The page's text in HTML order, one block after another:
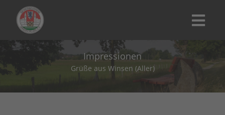
Impressionen
Grüße aus Winsen (Aller)